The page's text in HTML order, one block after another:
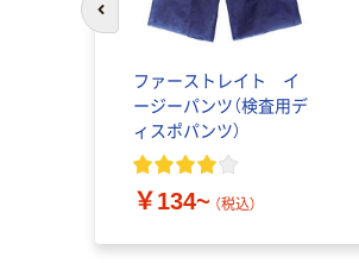
ファーストレイト イ
ージーパンツ（検査用デ
ィスポパンツ）
￥134~ （税込）
前のスライドへ